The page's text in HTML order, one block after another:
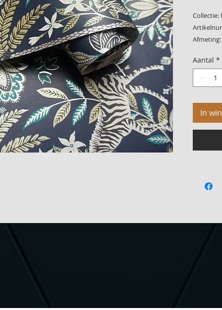
per
1
meter
Collectie:
Kwaliteit:
Aantal *
In